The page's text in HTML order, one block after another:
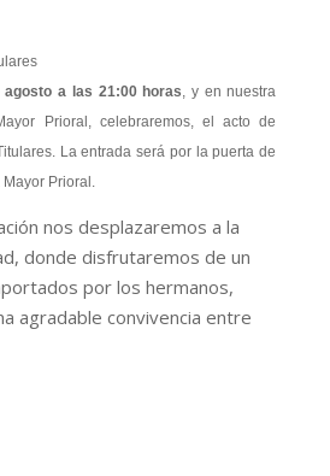
a las 21:00 horas, y en nuestra
Prioral, celebraremos, el acto de
La entrada será por la puerta de
Mayor Prioral.
desplazaremos a la
donde disfrutaremos de un
por los hermanos,
agradable convivencia entre